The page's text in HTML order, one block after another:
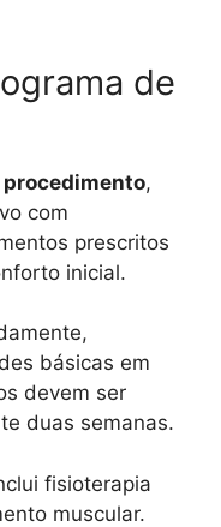
de
procedimento,
com
prescritos
inicial.
básicas em
devem ser
duas semanas.
fisioterapia
muscular.